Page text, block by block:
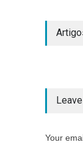
Your